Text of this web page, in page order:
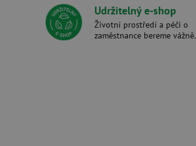
Udržitelný e-shop
Životní prostředí a péči o
zaměstnance bereme vážně.